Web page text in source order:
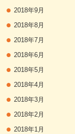
2018年9月
2018年8月
2018年7月
2018年6月
2018年5月
2018年4月
2018年3月
2018年2月
2018年1月